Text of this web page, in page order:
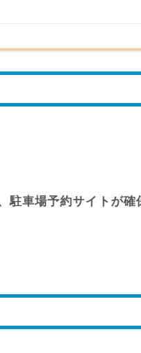
駐車場予約サイトが